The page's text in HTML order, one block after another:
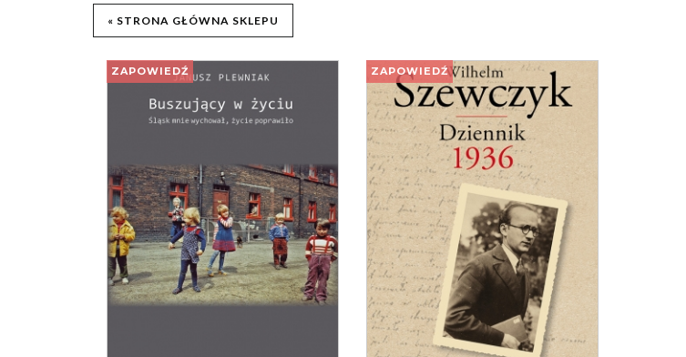
« STRONA GŁÓWNA SKLEPU
ZAPOWIEDŹ ZAPOWIEDŹ